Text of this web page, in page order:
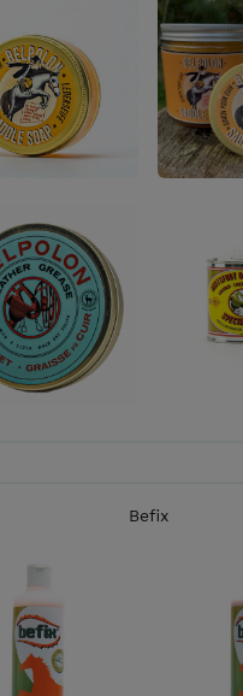
Befix